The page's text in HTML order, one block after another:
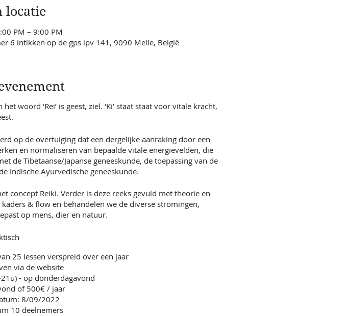
locatie
PM – 9:00 PM
6 intikken op de gps ipv 141, 9090 Melle, België
woord ‘Rei’ is geest, ziel. ‘Ki’ staat staat voor vitale kracht,
op de overtuiging dat een dergelijke aanraking door een
en normaliseren van bepaalde vitale energievelden, die
de Tibetaanse/Japanse geneeskunde, de toepassing van de
Indische Ayurvedische geneeskunde.
concept Reiki. Verder is deze reeks gevuld met theorie en
& flow en behandelen we de diverse stromingen,
op mens, dier en natuur.
25 lessen verspreid over een jaar
via de website
- op donderdagavond
of 500€ / jaar
8/09/2022
10 deelnemers